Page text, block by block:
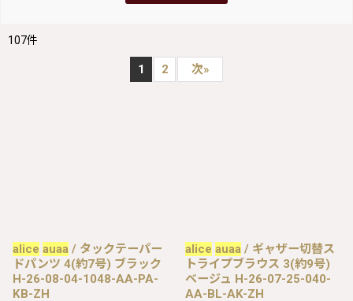
107件
1 2 次»
alice auaa / タックテーパー
ドパンツ 4(約7号) ブラック
H-26-08-04-1048-AA-PA-
KB-ZH
alice auaa / ギャザー切替ス
トライプブラウス 3(約9号)
ベージュ H-26-07-25-040-
AA-BL-AK-ZH